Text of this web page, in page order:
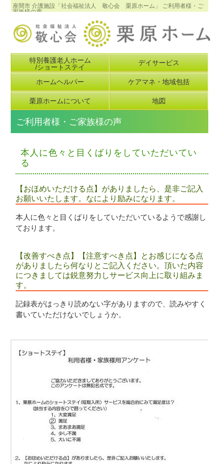
座間市 介護施設「社会福祉法人 敬心会 栗原ホーム」 ご利用者様・ご
家族様の声
特別養護老人ホーム
/ショートステイ
デイサービス
ホームヘルパー ケアマネ・地域包括
栗原ホームについて 地図
ご利用者様・ご家族様の声
本人に色々と目くばりをしていただいてい
る
【おほめいただける点】がありましたら、是非ご記入
お願いいたします。なにより励みになります。
本人に色々と目くばりをしていただいているようで感謝し
ております。
【改善すべき点】【注意すべき点】とお感じになる点
がありましたら何なりとご記入ください。頂いた内容
につきましては鋭意努力しサービス向上に取り組みま
す。
記録表がはっきり読めない字がありますので、読みやすく
書いていただけないでしょうか。